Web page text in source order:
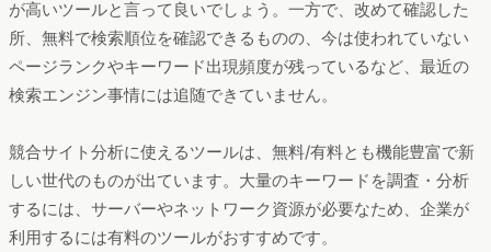
が高いツールと言って良いでしょう。一方で、改めて確認した
所、無料で検索順位を確認できるものの、今は使われていない
ページランクやキーワード出現頻度が残っているなど、最近の
検索エンジン事情には追随できていません。
競合サイト分析に使えるツールは、無料/有料とも機能豊富で新
しい世代のものが出ています。大量のキーワードを調査・分析
するには、サーバーやネットワーク資源が必要なため、企業が
利用するには有料のツールがおすすめです。